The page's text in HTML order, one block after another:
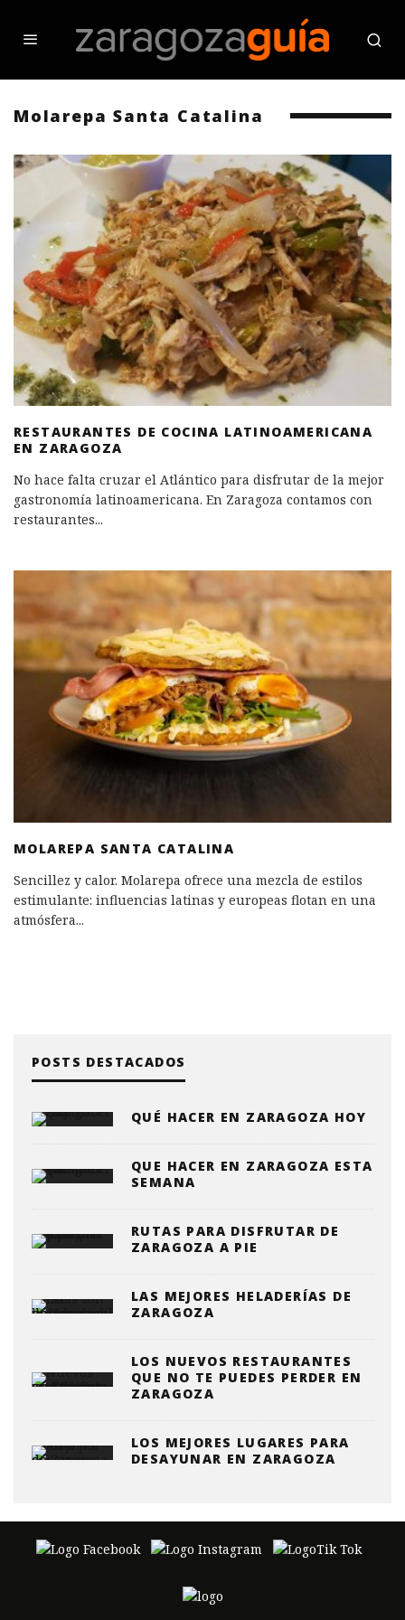
Molarepa Santa Catalina
RESTAURANTES DE COCINA LATINOAMERICANA
EN ZARAGOZA
No hace falta cruzar el Atlántico para disfrutar de la mejor
gastronomía latinoamericana. En Zaragoza contamos con
restaurantes...
MOLAREPA SANTA CATALINA
Sencillez y calor. Molarepa ofrece una mezcla de estilos
estimulante: influencias latinas y europeas flotan en una
atmósfera...
POSTS DESTACADOS
QUÉ HACER EN ZARAGOZA HOY
QUE HACER EN ZARAGOZA ESTA
SEMANA
RUTAS PARA DISFRUTAR DE
ZARAGOZA A PIE
LAS MEJORES HELADERÍAS DE
ZARAGOZA
LOS NUEVOS RESTAURANTES
QUE NO TE PUEDES PERDER EN
ZARAGOZA
LOS MEJORES LUGARES PARA
DESAYUNAR EN ZARAGOZA